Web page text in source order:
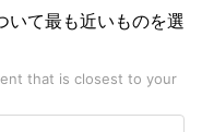
いて最も近いものを選
that is closest to your